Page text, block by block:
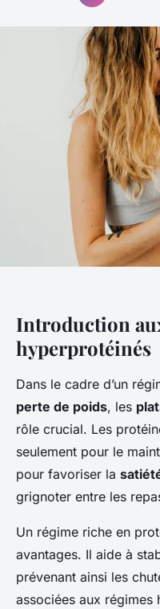
Introduction
hyperprotéinés
Dans le cadre d’un
perte de poids, les
rôle crucial. Les
seulement pour le
pour favoriser la
grignoter entre les
Un régime riche en
avantages. Il aide à
prévenant ainsi les
associées aux régimes